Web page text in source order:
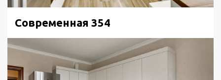
Современная 354